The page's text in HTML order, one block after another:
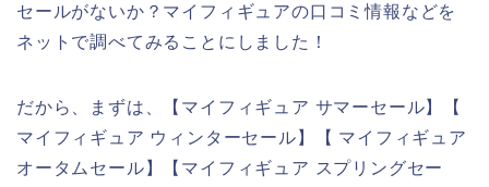
セールがないか？マイフィギュアの口コミ情報などを
ネットで調べてみることにしました！
だから、まずは、【マイフィギュア サマーセール】【
マイフィギュア ウィンターセール】【 マイフィギュア
オータムセール】【マイフィギュア スプリングセー